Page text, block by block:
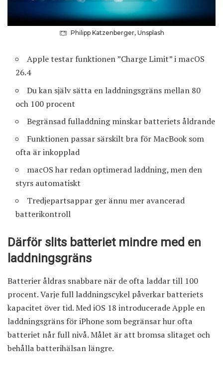
Philipp Katzenberger, Unsplash
Apple testar funktionen ”Charge Limit” i macOS
26.4
Du kan själv sätta en laddningsgräns mellan 80
och 100 procent
Begränsad fulladdning minskar batteriets åldrande
Funktionen passar särskilt bra för MacBook som
ofta är inkopplad
macOS har redan optimerad laddning, men den
styrs automatiskt
Tredjepartsappar ger ännu mer avancerad
batterikontroll
Därför slits batteriet mindre med en
laddningsgräns
Batterier åldras snabbare när de ofta laddar till 100
procent. Varje full laddningscykel påverkar batteriets
kapacitet över tid. Med iOS 18 introducerade Apple en
laddningsgräns för iPhone som begränsar hur ofta
batteriet når full nivå. Målet är att bromsa slitaget och
behålla batterihälsan längre.